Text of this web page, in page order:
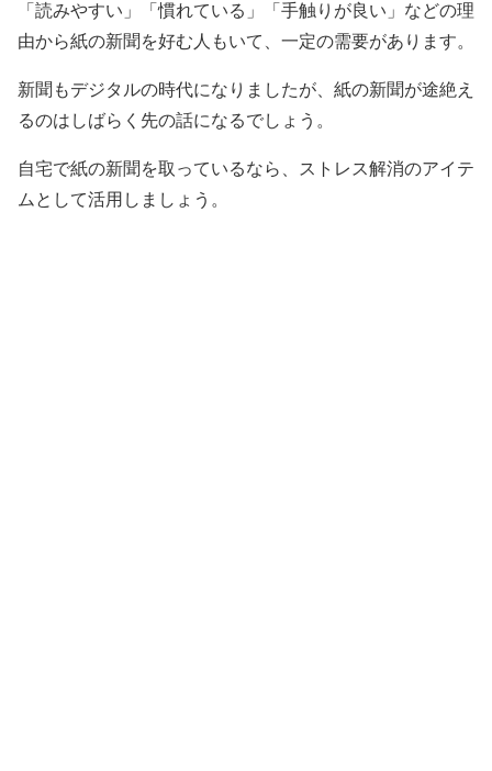
「読みやすい」「慣れている」「手触りが良い」などの理
由から紙の新聞を好む人もいて、一定の需要があります。
新聞もデジタルの時代になりましたが、紙の新聞が途絶え
るのはしばらく先の話になるでしょう。
自宅で紙の新聞を取っているなら、ストレス解消のアイテ
ムとして活用しましょう。